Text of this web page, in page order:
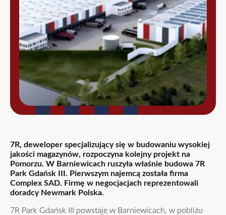
7R, deweloper specjalizujący się w budowaniu wysokiej
jakości magazynów, rozpoczyna kolejny projekt na
Pomorzu. W Barniewicach ruszyła właśnie budowa 7R
Park Gdańsk III. Pierwszym najemcą została firma
Complex SAD. Firmę w negocjacjach reprezentowali
doradcy Newmark Polska.
7R Park Gdańsk III powstaje w Barniewicach, w pobliżu